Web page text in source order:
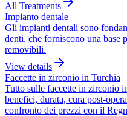
All Treatments
Impianto dentale
Gli impianti dentali sono
denti, che forniscono una base
removibili.
View details
Faccette in zirconio in Turchia
Tutto sulle faccette in zirconio
benefici, durata, cura post-
confronto dei prezzi con il